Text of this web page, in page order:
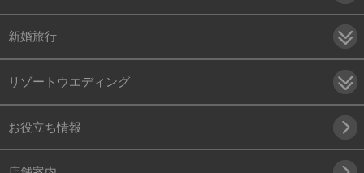
新婚旅行
リゾートウエディング
お役立ち情報